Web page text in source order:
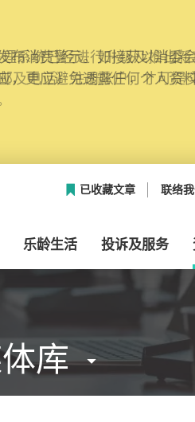
系统已经进行升级及推出
及电话）注册帐户，才可提
已收藏文章 联络
乐龄生活 投诉及服务
库